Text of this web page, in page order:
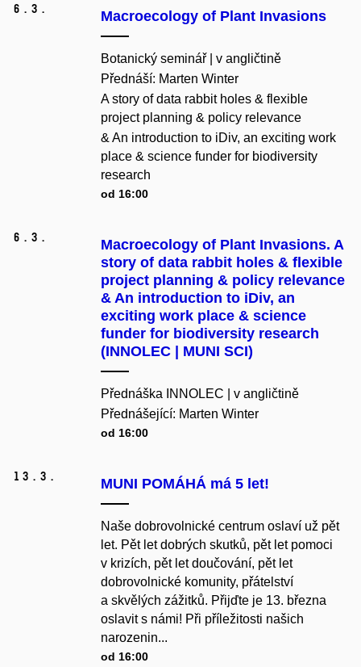
6. 3. Macroecology of Plant Invasions
Botanický seminář | v angličtině
Přednáší: Marten Winter
A story of data rabbit holes & flexible
project planning & policy relevance
& An introduction to iDiv, an exciting work
place & science funder for biodiversity
research
od 16:00
6. 3.
Macroecology of Plant Invasions. A
story of data rabbit holes & flexible
project planning & policy relevance
& An introduction to iDiv, an
exciting work place & science
funder for biodiversity research
(INNOLEC | MUNI SCI)
Přednáška INNOLEC | v angličtině
Přednášející: Marten Winter
od 16:00
13. 3. MUNI POMÁHÁ má 5 let!
Naše dobrovolnické centrum oslaví už pět
let. Pět let dobrých skutků, pět let pomoci
v krizích, pět let doučování, pět let
dobrovolnické komunity, přátelství
a skvělých zážitků. Přijďte je 13. března
oslavit s námi! Při příležitosti našich
narozenin...
od 16:00